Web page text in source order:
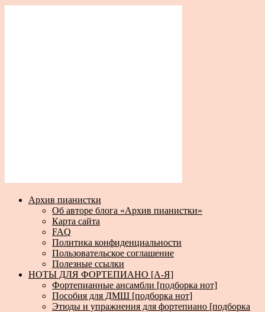
Архив пианистки
Об авторе блога «Архив пианистки»
Карта сайта
FAQ
Политика конфиденциальности
Пользовательское соглашение
Полезные ссылки
НОТЫ ДЛЯ ФОРТЕПИАНО [А-Я]
Фортепианные ансамбли [подборка нот]
Пособия для ДМШ [подборка нот]
Этюды и упражнения для фортепиано [подборка